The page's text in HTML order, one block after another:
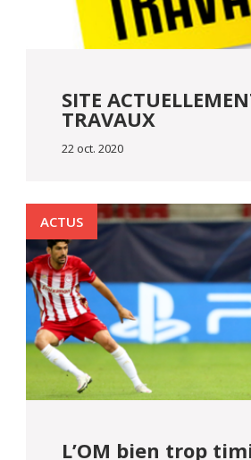
SITE
TRAVAUX
22 oct. 2020
ACTUS
L’OM bien trop